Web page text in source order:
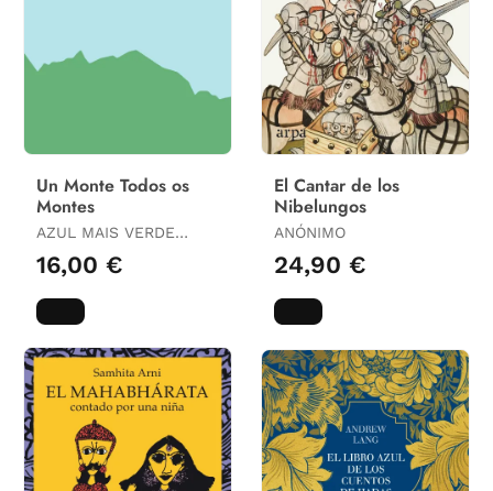
Un Monte Todos os
Montes
AZUL MAIS VERDE
COOP. / AUTORÍA
COLECTIVA
16,00 €
El Cantar de los
Nibelungos
ANÓNIMO
24,90 €